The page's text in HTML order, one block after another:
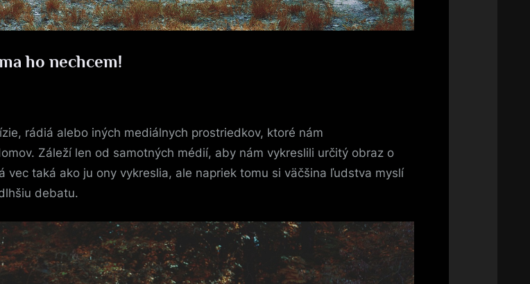
ho nechcem!
rádiá alebo iných mediálnych prostriedkov, ktoré nám
Záleží len od samotných médií, aby nám vykreslili určitý obraz o
taká ako ju ony vykreslia, ale napriek tomu si väčšina ľudstva myslí
debatu.